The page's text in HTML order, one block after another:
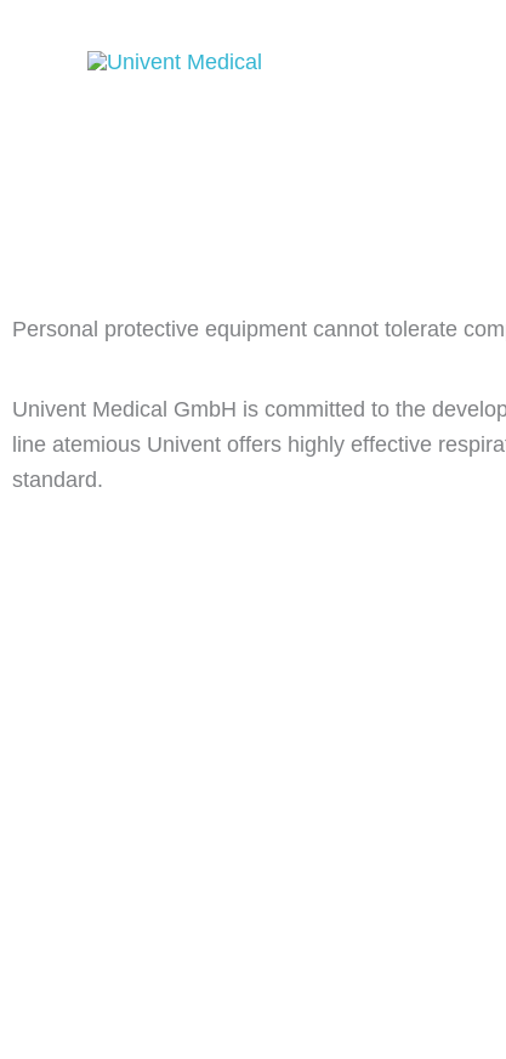
Personal protective equipment cannot tolerate
Univent Medical GmbH is committed to the
line atemious Univent offers highly effective
standard.